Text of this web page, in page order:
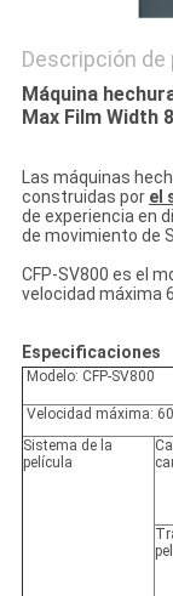
Descripción
Máquina
Max Film Width
Las máquinas
construidas por el
de experiencia en
de movimiento de
CFP-SV800 es el
velocidad máxima
Especificaciones
Modelo: CFP-SV800
Velocidad máxima:
Sistema de la
película